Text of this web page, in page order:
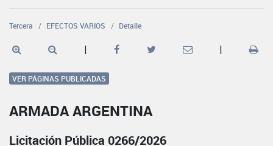
Tercera EFECTOS VARIOS Detalle
| |
VER PÁGINAS PUBLICADAS
ARMADA ARGENTINA
Licitación Pública 0266/2026